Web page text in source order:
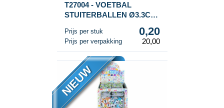
T27004 - VOETBAL
STUITERBALLEN Ø3.3CM
Prijs per stuk 0,20
Prijs per verpakking 20,00
NIEUW